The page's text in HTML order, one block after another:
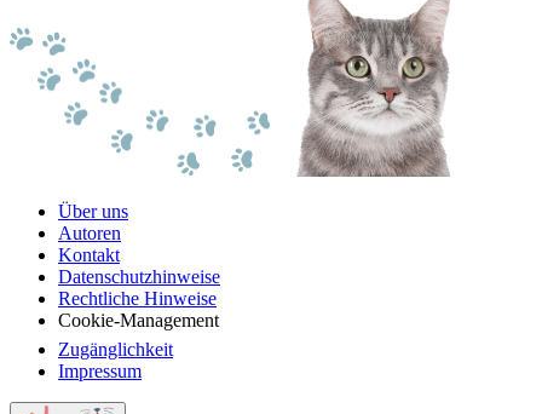
Über uns
Autoren
Kontakt
Datenschutzhinweise
Rechtliche Hinweise
Cookie-Management
Zugänglichkeit
Impressum